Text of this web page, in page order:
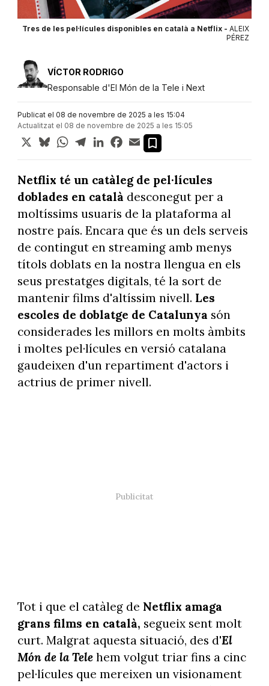
Tres de les pel·lícules disponibles en català a Netflix - ALEIX
PÉREZ
VÍCTOR RODRIGO
Responsable d'El Món de la Tele i Next
Publicat el 08 de novembre de 2025 a les 15:04
Actualitzat el 08 de novembre de 2025 a les 15:05
X BlueskyWhatsApp
TelegramLinkedInFacebook
Email
Netflix té un catàleg de pel·lícules
doblades en català desconegut per a
moltíssims usuaris de la plataforma al
nostre país. Encara que és un dels serveis
de contingut en streaming amb menys
títols doblats en la nostra llengua en els
seus prestatges digitals, té la sort de
mantenir films d'altíssim nivell. Les
escoles de doblatge de Catalunya són
considerades les millors en molts àmbits
i moltes pel·lícules en versió catalana
gaudeixen d'un repartiment d'actors i
actrius de primer nivell.
Tot i que el catàleg de Netflix amaga
grans films en català, segueix sent molt
curt. Malgrat aquesta situació, des d'El
Món de la Telehem volgut triar fins a cinc
pel·lícules que mereixen un visionament